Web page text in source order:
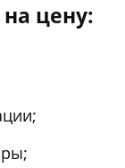
цену: